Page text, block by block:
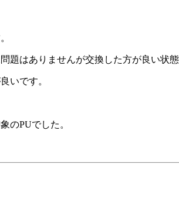
題はありませんが交換した方が良い状
いです。
のPUでした。